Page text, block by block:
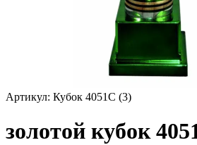
Артикул: Кубок 4051C (3)
золотой кубок